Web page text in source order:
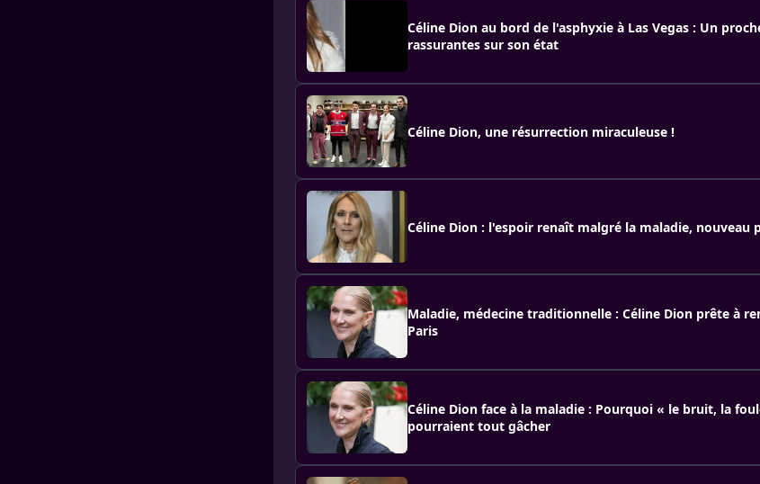
Céline Dion au bord de l'asphyxie à Las Vegas : Un
rassurantes sur son état
Céline Dion, une résurrection miraculeuse !
Céline Dion : l'espoir renaît malgré la maladie, nouveau
Maladie, médecine traditionnelle : Céline Dion prête à
Paris
Céline Dion face à la maladie : Pourquoi « le bruit, la
pourraient tout gâcher